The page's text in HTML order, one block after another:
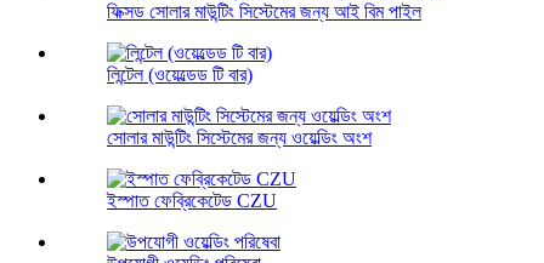
ফিক্সড সোলার মাউন্টিং সিস্টেমের জন্য আই বিম পাইল
লিন্টেল (ওয়েল্ডেড টি বার)
সোলার মাউন্টিং সিস্টেমের জন্য ওয়েল্ডিং অংশ
ইস্পাত ফেব্রিকেটেড CZU